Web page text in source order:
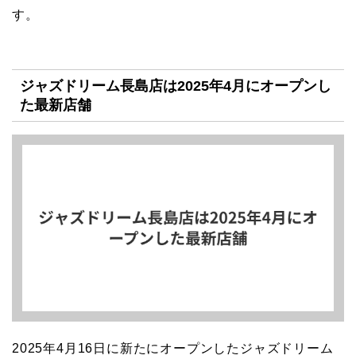
す。
ジャズドリーム長島店は2025年4月にオープンし
た最新店舗
2025年4月16日に新たにオープンしたジャズドリーム